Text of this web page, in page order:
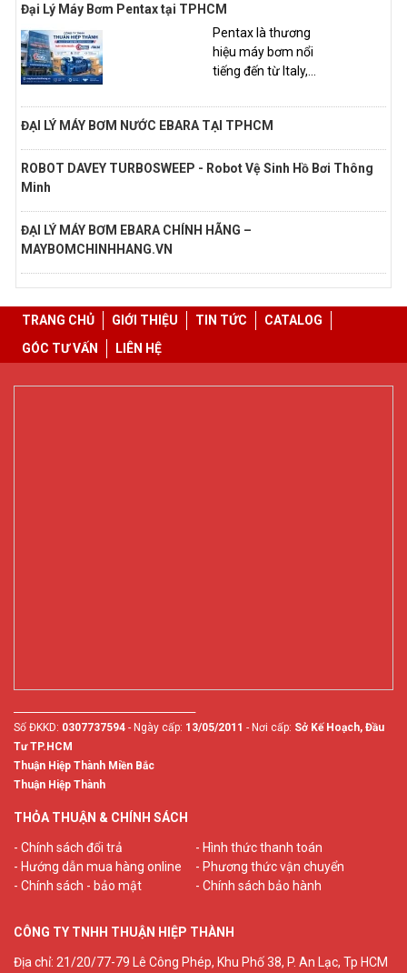
Đại Lý Máy Bơm Pentax tại TPHCM
Pentax là thương
hiệu máy bơm nổi
tiếng đến từ Italy,...
ĐẠI LÝ MÁY BƠM NƯỚC EBARA TẠI TPHCM
ROBOT DAVEY TURBOSWEEP - Robot Vệ Sinh Hồ Bơi Thông
Minh
ĐẠI LÝ MÁY BƠM EBARA CHÍNH HÃNG –
MAYBOMCHINHHANG.VN
TRANG CHỦ GIỚI THIỆU TIN TỨC
CATALOG
GÓC TƯ VẤN
LIÊN HỆ
Số ĐKKD: 0307737594 - Ngày cấp: 13/05/2011 - Nơi cấp: Sở Kế Hoạch, Đầu
Tư TP.HCM
Thuận Hiệp Thành Miền Bắc
Thuận Hiệp Thành
THỎA THUẬN & CHÍNH SÁCH
- Chính sách đổi trả
- Hình thức thanh toán
- Hướng dẫn mua hàng online
- Phương thức vận chuyển
- Chính sách - bảo mật
- Chính sách bảo hành
CÔNG TY TNHH THUẬN HIỆP THÀNH
Địa chỉ: 21/20/77-79 Lê Công Phép, Khu Phố 38, P. An Lạc, Tp HCM